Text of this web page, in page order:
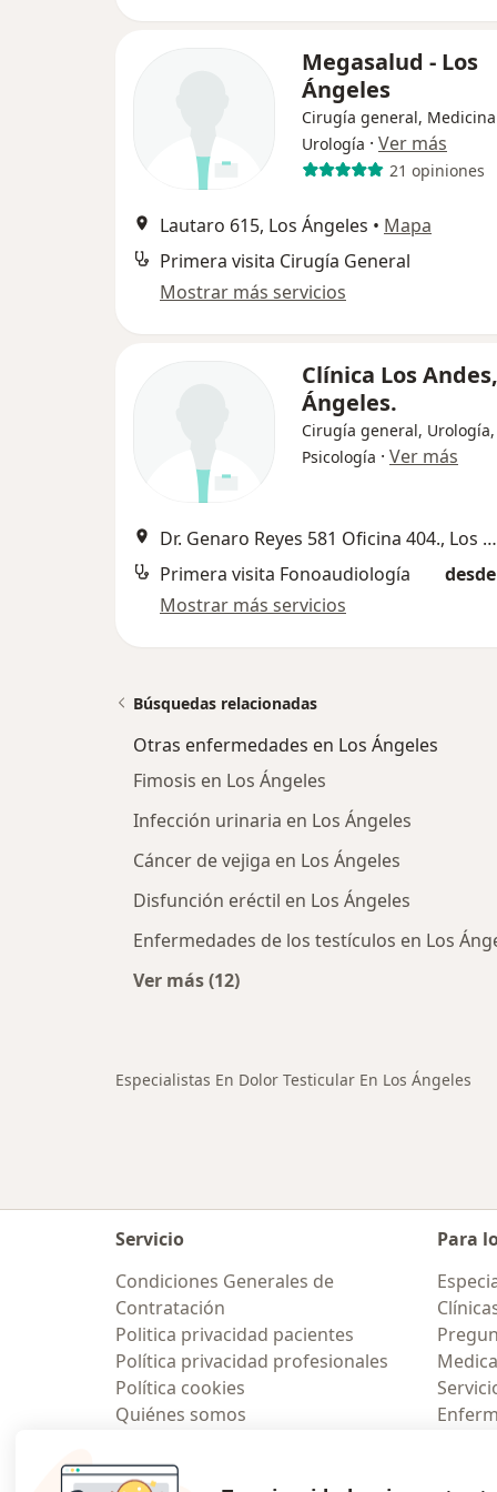
Megasalud - Los
Ángeles
Cirugía general,
Urología · Ver más
21 opiniones
Lautaro 615, Los Ángeles • Mapa
Primera visita Cirugía General
Mostrar más servicios
Clínica Los
Ángeles.
Cirugía general, Urología,
Psicología · Ver más
Dr. Genaro Reyes 581 Oficina 404., Los Ángeles
Primera visita Fonoaudiología
Mostrar más servicios
Búsquedas relacionadas
Otras enfermedades en Los Ángeles
Fimosis en Los Ángeles
Infección urinaria en Los Ángeles
Cáncer de vejiga en Los Ángeles
Disfunción eréctil en Los Ángeles
Enfermedades de los testículos en Los
Ver más (12)
Especialistas En Dolor Testicular En Los Ángeles
Servicio
Condiciones Generales de
Contratación
Politica privacidad pacientes
Política privacidad profesionales
Política cookies
Quiénes somos
Contacto
Para